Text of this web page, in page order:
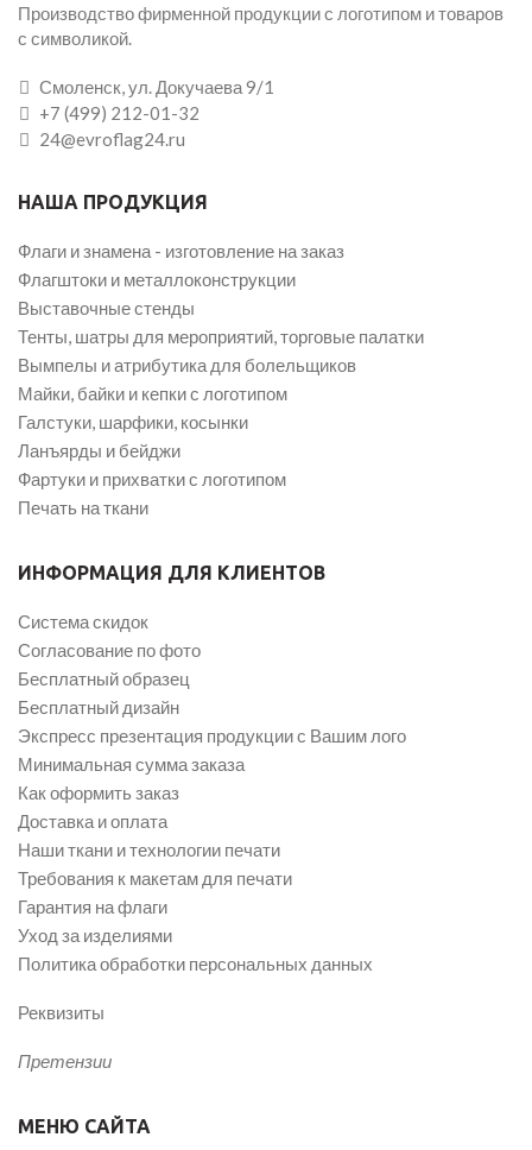
Производство фирменной продукции с логотипом и товаров
с символикой.
Смоленск, ул. Докучаева 9/1
+7 (499) 212-01-32
24@evroflag24.ru
НАША ПРОДУКЦИЯ
Флаги и знамена - изготовление на заказ
Флагштоки и металлоконструкции
Выставочные стенды
Тенты, шатры для мероприятий, торговые палатки
Вымпелы и атрибутика для болельщиков
Майки, байки и кепки с логотипом
Галстуки, шарфики, косынки
Ланъярды и бейджи
Фартуки и прихватки с логотипом
Печать на ткани
ИНФОРМАЦИЯ ДЛЯ КЛИЕНТОВ
Система скидок
Согласование по фото
Бесплатный образец
Бесплатный дизайн
Экспресс презентация продукции с Вашим лого
Минимальная сумма заказа
Как оформить заказ
Доставка и оплата
Наши ткани и технологии печати
Требования к макетам для печати
Гарантия на флаги
Уход за изделиями
Политика обработки персональных данных
Реквизиты
Претензии
МЕНЮ САЙТА